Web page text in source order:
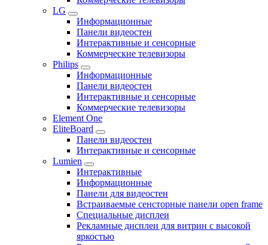
LG
Информационные
Панели видеостен
Интерактивные и сенсорные
Коммерческие телевизоры
Philips
Информационные
Панели видеостен
Интерактивные и сенсорные
Коммерческие телевизоры
Element One
EliteBoard
Панели видеостен
Интерактивные и сенсорные
Lumien
Интерактивные
Информационные
Панели для видеостен
Встраиваемые сенсторные панели open frame
Специальные дисплеи
Рекламные дисплеи для витрин с высокой
яркостью